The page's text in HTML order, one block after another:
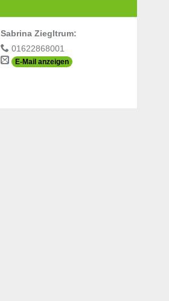
Sabrina Ziegltrum:
01622868001
E-Mail anzeigen